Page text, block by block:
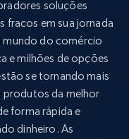
soluções
fracos em sua jornada
mundo do comércio
e milhões de opções
se tornando mais
produtos da melhor
forma rápida e
dinheiro. As